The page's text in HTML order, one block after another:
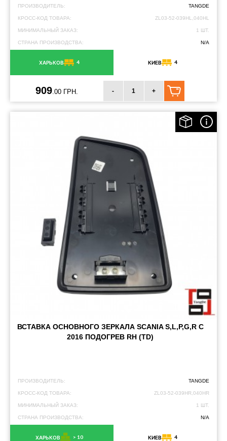
ПРОИЗВОДИТЕЛЬ: TANGDE
КРОСС-КОД ТОВАРА: ZL03-52-039HL,040HL
МИНИМАЛЬНЫЙ ЗАКАЗ: 1 ШТ.
СТРАНА ПРОИЗВОДСТВА: N/A
ХАРЬКОВ 4 КИЕВ 4
909.00 ГРН. - +
ВСТАВКА ОСНОВНОГО ЗЕРКАЛА SCANIA S,L,P,G,R С
2016 ПОДОГРЕВ RH (TD)
ПРОИЗВОДИТЕЛЬ: TANGDE
КРОСС-КОД ТОВАРА: ZL03-52-039HR,040HR
МИНИМАЛЬНЫЙ ЗАКАЗ: 1 ШТ.
СТРАНА ПРОИЗВОДСТВА: N/A
ХАРЬКОВ > 10 КИЕВ 4